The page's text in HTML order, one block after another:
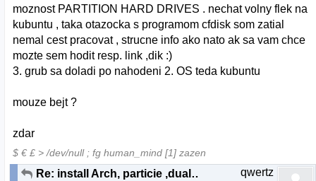
moznost PARTITION HARD DRIVES . nechat volny flek na
kubuntu , taka otazocka s programom cfdisk som zatial
nemal cest pracovat , strucne info ako nato ak sa vam chce
mozte sem hodit resp. link ,dik :)
3. grub sa doladi po nahodeni 2. OS teda kubuntu
mouze bejt ?
zdar
$ € £ > /dev/null ; fg human_mind [1] zazen
Re: install Arch, particie ,dual boot qwertz